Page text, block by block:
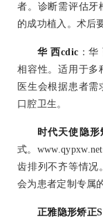
者。诊断需评估牙
的成功植入。术后
华 西cdic ：
相容性。适用于多
医生会根据患者
口腔卫生。
时代天使隐形
式。
齿排列不齐等情况
会为患者定制专属
正雅隐形矫正